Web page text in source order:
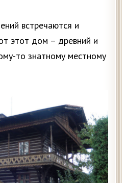
встречаются и
этот дом – древний и
то знатному местному